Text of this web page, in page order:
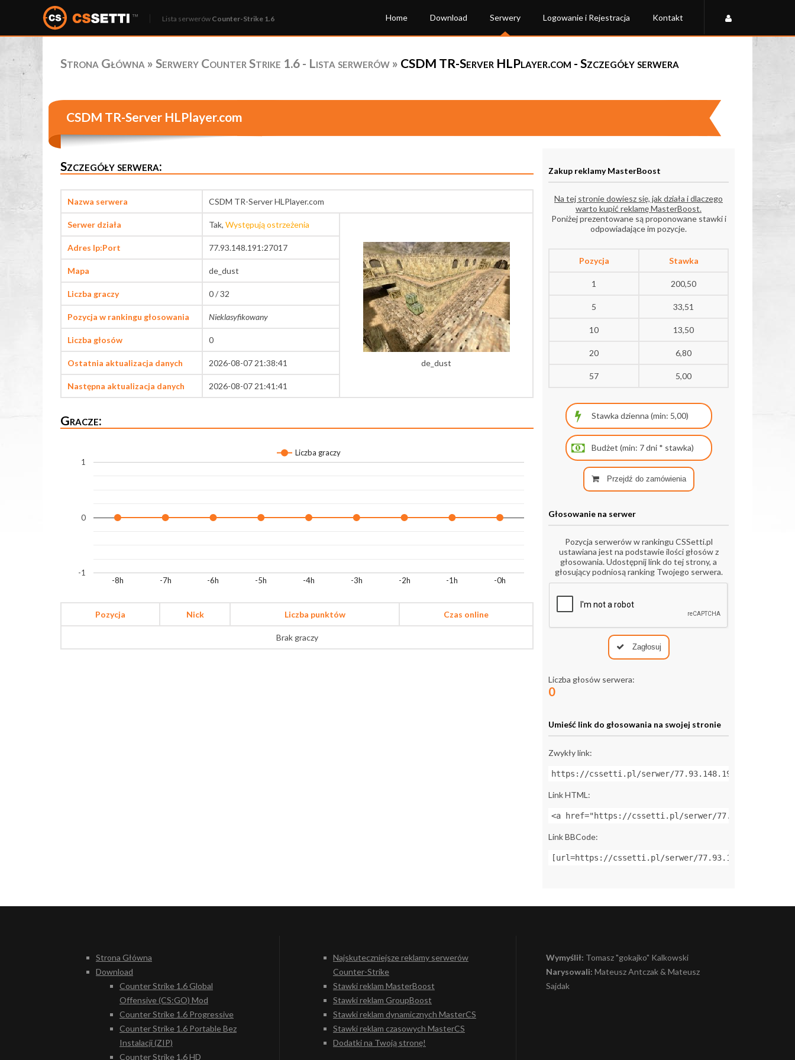
Lista serwerów Counter-Strike 1.6 Home Download Serwery Logowanie i Rejestracja Kontakt
Strona Główna » Serwery Counter Strike 1.6 - Lista serwerów » CSDM TR-Server HLPlayer.com - Szczegóły serwera
CSDM TR-Server HLPlayer.com
Szczegóły serwera:
Nazwa serwera CSDM TR-Server HLPlayer.com
Serwer działa Tak, Występują ostrzeżenia
de_dust
Adres Ip:Port 77.93.148.191:27017
Mapa de_dust
Liczba graczy 0 / 32
Pozycja w rankingu głosowania Nieklasyfikowany
Liczba głosów 0
Ostatnia aktualizacja danych 2026-08-07 21:38:41
Następna aktualizacja danych 2026-08-07 21:41:41
Gracze:
Liczba graczy
-8h -7h -6h -5h -4h -3h -2h -1h -0h
-1
0
1
Pozycja Nick Liczba punktów Czas online
Brak graczy
Zakup reklamy MasterBoost
Na tej stronie dowiesz się, jak działa i dlaczego
warto kupić reklamę MasterBoost.
Poniżej prezentowane są proponowane stawki i
odpowiadające im pozycje.
Pozycja Stawka
1 200,50
5 33,51
10 13,50
20 6,80
57 5,00
Przejdź do zamówienia
Głosowanie na serwer
Pozycja serwerów w rankingu CSSetti.pl
ustawiana jest na podstawie ilości głosów z
głosowania. Udostępnij link do tej strony, a
głosujący podniosą ranking Twojego serwera.
Zagłosuj
Liczba głosów serwera:
0
Umieść link do głosowania na swojej stronie
Zwykły link:
https://cssetti.pl/serwer/77.93.148.191:27017
Link HTML:
<a href="https://cssetti.pl/serwer/
Link BBCode:
[url=https://cssetti.pl/serwer/
Strona Główna
Download
Counter Strike 1.6 Global
Offensive (CS:GO) Mod
Counter Strike 1.6 Progressive
Counter Strike 1.6 Portable Bez
Instalacji (ZIP)
Counter Strike 1.6 HD
Najskuteczniejsze reklamy serwerów
Counter-Strike
Stawki reklam MasterBoost
Stawki reklam GroupBoost
Stawki reklam dynamicznych MasterCS
Stawki reklam czasowych MasterCS
Dodatki na Twoją stronę!
Wymyślił: Tomasz "gokajko" Kalkowski
Narysowali: Mateusz Antczak & Mateusz
Sajdak